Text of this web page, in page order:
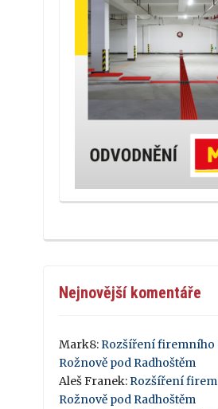
Nejnovější komentáře
Mark8:Rozšíření firemního
Rožnově pod Radhoštěm
Aleš Franek:Rozšíření
Rožnově pod Radhoštěm